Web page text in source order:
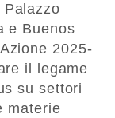
e Buenos
2025-
il legame
su settori
materie